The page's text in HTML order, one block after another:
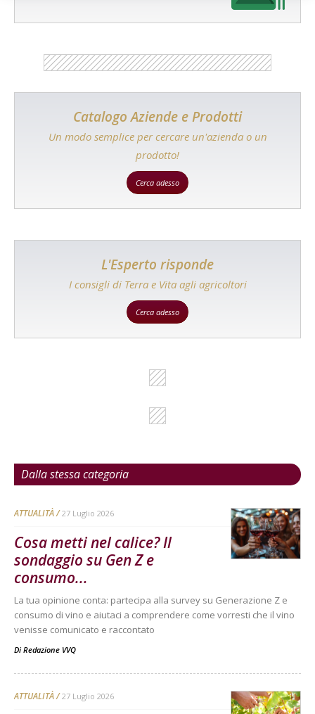
Catalogo Aziende e Prodotti
Un modo semplice per cercare un'azienda o un
prodotto!
Cerca adesso
L'Esperto risponde
I consigli di Terra e Vita agli agricoltori
Cerca adesso
Dalla stessa categoria
ATTUALITÀ 27 Luglio 2026
Cosa metti nel calice? Il
sondaggio su Gen Z e
consumo...
La tua opinione conta: partecipa alla survey su Generazione Z e
consumo di vino e aiutaci a comprendere come vorresti che il vino
venisse comunicato e raccontato
Di Redazione VVQ
ATTUALITÀ 27 Luglio 2026